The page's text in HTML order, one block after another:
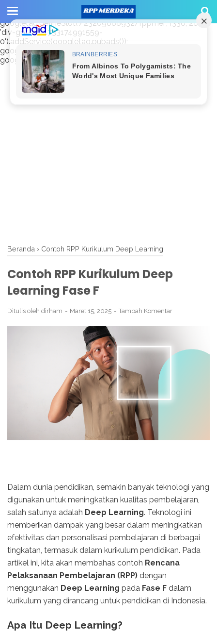
window.googletag = window.googletag || {cmd: []};
googletag.cmd.push(function() {
googletag.defineSlot('/23209888932/rppmer', [336, 280],
'div-gpt-ad-1733174991559-
0').addService(googletag.pubads());
googletag.pubads().enableSingleRequest();
googletag.enableServices(); });
Beranda › Contoh RPP Kurikulum Deep Learning
Contoh RPP Kurikulum Deep
Learning Fase F
Ditulis oleh dirham Maret 15, 2025 Tambah Komentar
Dalam dunia pendidikan, semakin banyak teknologi yang
digunakan untuk meningkatkan kualitas pembelajaran,
salah satunya adalah Deep Learning. Teknologi ini
memberikan dampak yang besar dalam meningkatkan
efektivitas dan personalisasi pembelajaran di berbagai
tingkatan, termasuk dalam kurikulum pendidikan. Pada
artikel ini, kita akan membahas contoh Rencana
Pelaksanaan Pembelajaran (RPP) dengan
menggunakan Deep Learning pada Fase F dalam
kurikulum yang dirancang untuk pendidikan di Indonesia.
Apa Itu Deep Learning?